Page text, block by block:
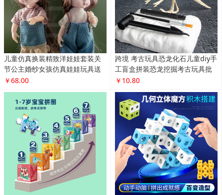
儿童仿真换装精致洋娃娃套装关
节公主婚纱女孩仿真娃娃玩具送
礼物
￥68.00
跨境 考古玩具恐龙化石儿童diy手
工盲盒拼装恐龙挖掘考古玩具批
发
￥10.80